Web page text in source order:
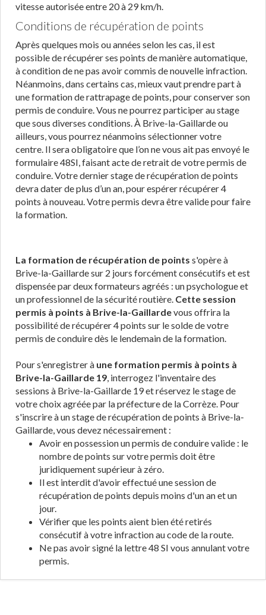
vitesse autorisée entre 20 à 29 km/h.
Conditions de récupération de points
Après quelques mois ou années selon les cas, il est
possible de récupérer ses points de manière automatique,
à condition de ne pas avoir commis de nouvelle infraction.
Néanmoins, dans certains cas, mieux vaut prendre part à
une formation de rattrapage de points, pour conserver son
permis de conduire. Vous ne pourrez participer au stage
que sous diverses conditions. À Brive-la-Gaillarde ou
ailleurs, vous pourrez néanmoins sélectionner votre
centre. Il sera obligatoire que l’on ne vous ait pas envoyé le
formulaire 48SI, faisant acte de retrait de votre permis de
conduire. Votre dernier stage de récupération de points
devra dater de plus d’un an, pour espérer récupérer 4
points à nouveau. Votre permis devra être valide pour faire
la formation.
La formation de récupération de points s'opère à
Brive-la-Gaillarde sur 2 jours forcément consécutifs et est
dispensée par deux formateurs agréés : un psychologue et
un professionnel de la sécurité routière. Cette session
permis à points à Brive-la-Gaillardevous offrira la
possibilité de récupérer 4 points sur le solde de votre
permis de conduire dès le lendemain de la formation.
Pour s'enregistrer à une formation permis à points à
Brive-la-Gaillarde 19, interrogez l'inventaire des
sessions à Brive-la-Gaillarde 19 et réservez le stage de
votre choix agréée par la préfecture de la Corrèze. Pour
s'inscrire à un stage de récupération de points à Brive-la-
Gaillarde, vous devez nécessairement :
Avoir en possession un permis de conduire valide : le
nombre de points sur votre permis doit être
juridiquement supérieur à zéro.
Il est interdit d'avoir effectué une session de
récupération de points depuis moins d'un an et un
jour.
Vérifier que les points aient bien été retirés
consécutif à votre infraction au code de la route.
Ne pas avoir signé la lettre 48 SI vous annulant votre
permis.